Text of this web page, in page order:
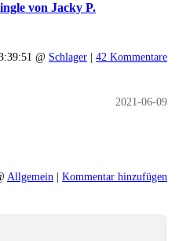
von Jacky P.
@ Schlager | 42 Kommentare
2021-06-09
Allgemein | Kommentar hinzufügen